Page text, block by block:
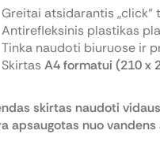
Greitai atsidarantis „click“
Antirefleksinis plastikas
Tinka naudoti biuruose ir
Skirtas A4 formatui (210 x
skirtas naudoti
apsaugotas nuo